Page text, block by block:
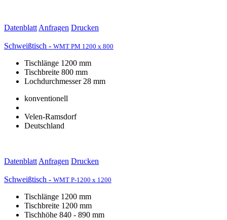
Datenblatt Anfragen Drucken
Schweißtisch - WMT PM 1200 x 800
Tischlänge 1200 mm
Tischbreite 800 mm
Lochdurchmesser 28 mm
konventionell
Velen-Ramsdorf
Deutschland
Datenblatt Anfragen Drucken
Schweißtisch - WMT P-1200 x 1200
Tischlänge 1200 mm
Tischbreite 1200 mm
Tischhöhe 840 - 890 mm